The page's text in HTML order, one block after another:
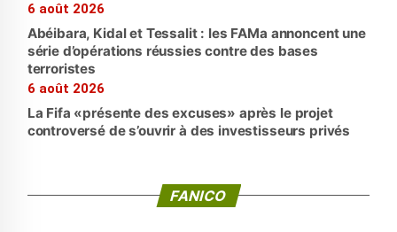
6 août 2026
Abéibara, Kidal et Tessalit : les FAMa annoncent une
série d’opérations réussies contre des bases
terroristes
6 août 2026
La Fifa «présente des excuses» après le projet
controversé de s’ouvrir à des investisseurs privés
FANICO